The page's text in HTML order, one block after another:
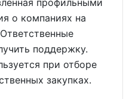
о компаниях на
поддержку.
при отборе
закупках.